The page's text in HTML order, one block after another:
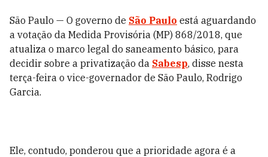
São Paulo — O governo de São Paulo está aguardando
a votação da Medida Provisória (MP) 868/2018, que
atualiza o marco legal do saneamento básico, para
decidir sobre a privatização da Sabesp, disse nesta
terça-feira o vice-governador de São Paulo, Rodrigo
Garcia.
Ele, contudo, ponderou que a prioridade agora é a